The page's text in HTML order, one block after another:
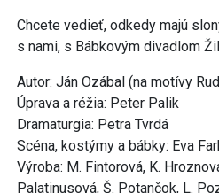
Chcete vedieť, odkedy majú
s nami, s Bábkovým divadlom
Autor: Ján Ozábal (na motívy
Úprava a réžia: Peter Palik
Dramaturgia: Petra Tvrdá
Scéna, kostýmy a bábky: Eva
Výroba: M. Fintorová, K.
Palatinusová, Š. Potančok, L.